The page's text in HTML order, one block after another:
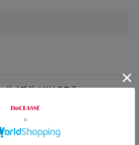
サイズガイドはこちら
胸囲